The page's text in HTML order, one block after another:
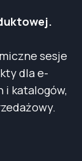
sesje
dla e-
i katalogów,